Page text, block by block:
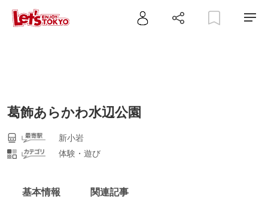
葛飾あらかわ水辺公園
新小岩
体験・遊び
基本情報 関連記事